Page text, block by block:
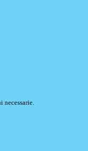
necessarie.